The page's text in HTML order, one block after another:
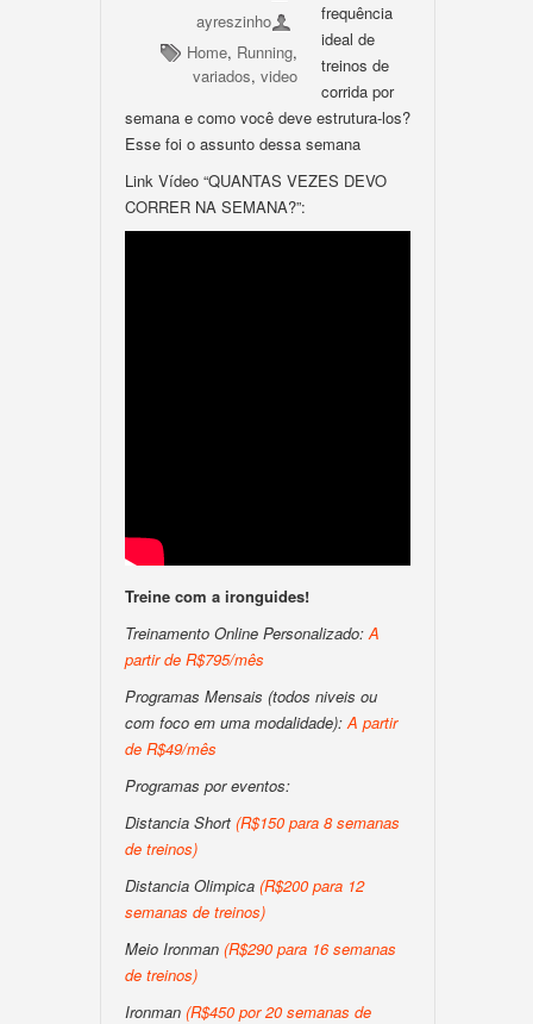
ayreszinho
Home, Running,
variados, video
frequência
ideal de
treinos de
corrida por
semana e como você deve estrutura-los?
Esse foi o assunto dessa semana
Link Vídeo “QUANTAS VEZES DEVO
CORRER NA SEMANA?”:
Treine com a ironguides!
Treinamento Online Personalizado:A
partir de R$795/mês
Programas Mensais (todos niveis ou
com foco em uma modalidade):A partir
de R$49/mês
Programas por eventos:
Distancia Short (R$150 para 8 semanas
de treinos)
Distancia Olimpica (R$200 para 12
semanas de treinos)
Meio Ironman (R$290 para 16 semanas
de treinos)
Ironman (R$450 por 20 semanas de